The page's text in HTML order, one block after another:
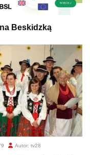
Beskidzką
Autor: tv28